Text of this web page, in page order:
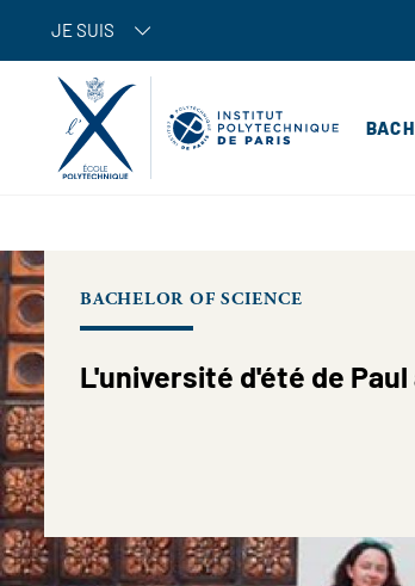
JE SUIS
BACHELOR OF SCIENCE
L'université d'été de